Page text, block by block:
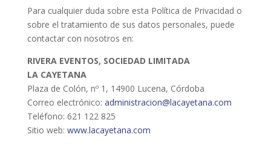
Para cualquier duda sobre esta Política de Privacidad o
sobre el tratamiento de sus datos personales, puede
contactar con nosotros en:
RIVERA EVENTOS, SOCIEDAD LIMITADA
LA CAYETANA
Plaza de Colón, nº 1, 14900 Lucena, Córdoba
Correo electrónico: administracion@lacayetana.com
Teléfono: 621 122 825
Sitio web: www.lacayetana.com